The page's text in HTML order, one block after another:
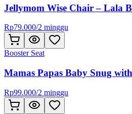
Jellymom Wise Chair – Lala
Rp79.000/2 minggu
Booster Seat
Mamas Papas Baby Snug
Rp99.000/2 minggu